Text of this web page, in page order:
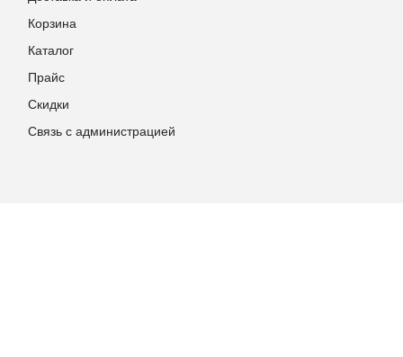
Корзина
Каталог
Прайс
Скидки
Связь с администрацией